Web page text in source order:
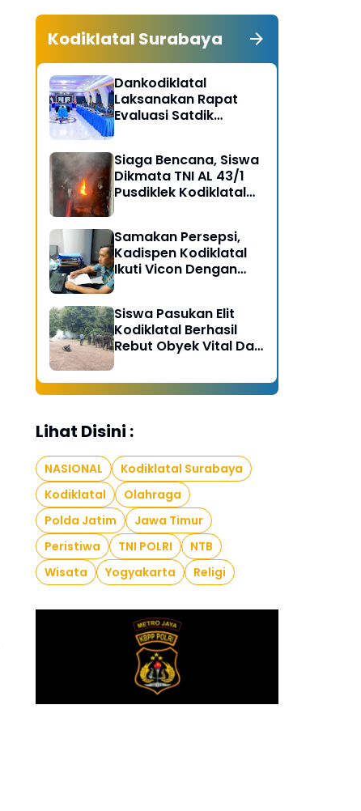
Kodiklatal Surabaya
Dankodiklatal
Laksanakan Rapat
Evaluasi Satdik
Siaga Bencana, Siswa
Dikmata TNI AL 43/1
Pusdiklek Kodiklatal
Kobocoran
Samakan Persepsi,
Kadispen Kodiklatal
Ikuti Vicon Dengan
Siswa Pasukan Elit
Kodiklatal Berhasil
Rebut Obyek Vital Dari
Lihat Disini :
NASIONAL
Kodiklatal Surabaya
Kodiklatal
Olahraga
Polda Jatim
Jawa Timur
Peristiwa
TNI POLRI
NTB
Wisata
Yogyakarta Religi